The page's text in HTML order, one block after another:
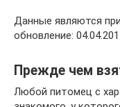
Данные являются
обновление:
Прежде чем
Любой питомец с